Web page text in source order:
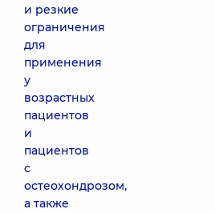
и резкие
ограничения
для
применения
у
возрастных
пациентов
и
пациентов
с
остеохондрозом,
а также